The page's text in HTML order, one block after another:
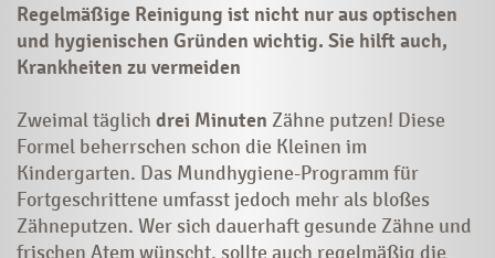
Regelmäßige Reinigung ist nicht nur aus optischen
und hygienischen Gründen wichtig. Sie hilft auch,
Krankheiten zu vermeiden
Zweimal täglich drei Minuten Zähne putzen! Diese
Formel beherrschen schon die Kleinen im
Kindergarten. Das Mundhygiene-Programm für
Fortgeschrittene umfasst jedoch mehr als bloßes
Zähneputzen. Wer sich dauerhaft gesunde Zähne und
frischen Atem wünscht, sollte auch regelmäßig die